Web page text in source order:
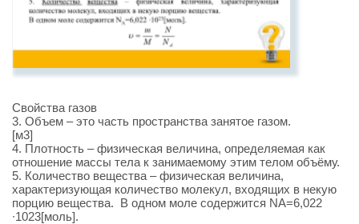
Свойства газов
3. Объем – это часть пространства занятое газом.
[м3]
4. Плотность – физическая величина, определяемая как
отношение массы тела к занимаемому этим телом объёму.
5. Количество вещества – физическая величина,
характеризующая количество молекул, входящих в некую
порцию вещества. В одном моле содержится NA=6,022
∙1023[моль].